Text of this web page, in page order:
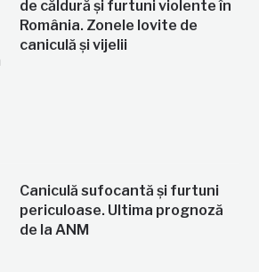
de căldură și furtuni violente în
România. Zonele lovite de
caniculă și vijelii
Caniculă sufocantă și furtuni
periculoase. Ultima prognoză
de la ANM